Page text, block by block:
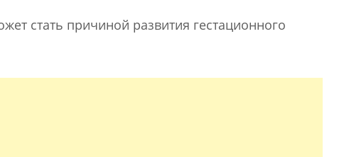
стать причиной развития гестационного